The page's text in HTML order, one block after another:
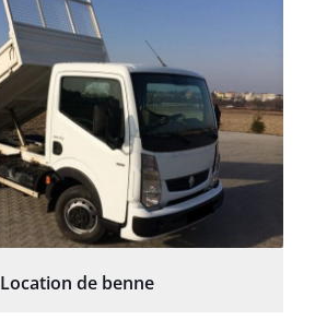
Location de benne